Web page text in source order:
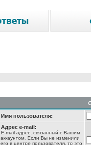
Имя пользователя:
Адрес e-mail:
E-mail адрес, связанный с Вашим
аккаунтом. Если Вы не изменили
его в центре пользователя, то это